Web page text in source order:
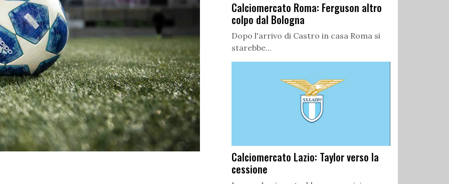
Calciomercato Roma: Ferguson altro
colpo dal Bologna
Dopo l'arrivo di Castro in casa Roma si
starebbe...
Calciomercato Lazio: Taylor verso la
cessione